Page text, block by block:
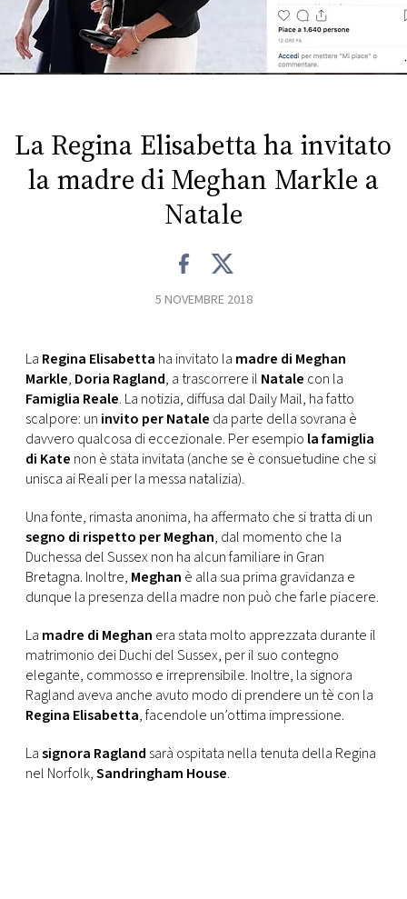
FOTO
EVENTI
RMC
CONSIGLIA
La Regina Elisabetta ha invitato
la madre di Meghan Markle a
Natale
5 NOVEMBRE 2018
La Regina Elisabetta ha invitato la madre di Meghan
Markle, Doria Ragland, a trascorrere il Natale con la
Famiglia Reale. La notizia, diffusa dal Daily Mail, ha fatto
scalpore: un invito per Natale da parte della sovrana è
davvero qualcosa di eccezionale. Per esempio la famiglia
di Kate non è stata invitata (anche se è consuetudine che si
unisca ai Reali per la messa natalizia).
Una fonte, rimasta anonima, ha affermato che si tratta di un
segno di rispetto per Meghan, dal momento che la
Duchessa del Sussex non ha alcun familiare in Gran
Bretagna. Inoltre, Meghan è alla sua prima gravidanza e
dunque la presenza della madre non può che farle piacere.
La madre di Meghan era stata molto apprezzata durante il
matrimonio dei Duchi del Sussex, per il suo contegno
elegante, commosso e irreprensibile. Inoltre, la signora
Ragland aveva anche avuto modo di prendere un tè con la
Regina Elisabetta, facendole un’ottima impressione.
Lasignora Ragland sarà ospitata nella tenuta della Regina
nel Norfolk,Sandringham House.